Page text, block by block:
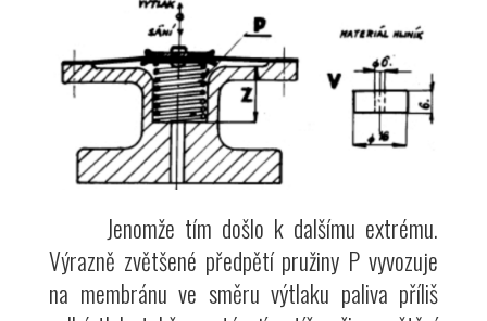
Jenomže tím došlo k dalšímu extrému.
Výrazně zvětšené předpětí pružiny P vyvozuje
na membránu ve směru výtlaku paliva příliš